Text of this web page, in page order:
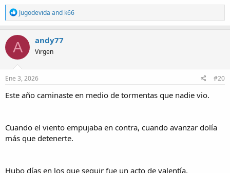
R
e
a
c
t
o
n
s
Jugodevida and k66
A andy77
Virgen
Ene 3, 2026 #20
Este año caminaste en medio de tormentas que nadie vio.
Cuando el viento empujaba en contra, cuando avanzar dolía
más que detenerte.
Hubo días en los que seguir fue un acto de valentía.